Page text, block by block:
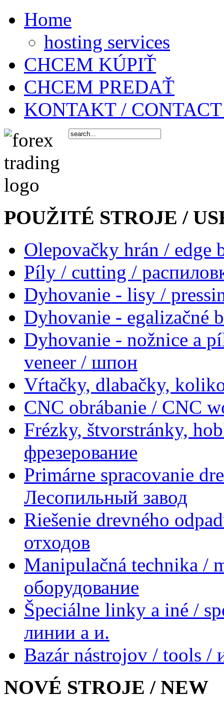
Home
hosting services
CHCEM KÚPIŤ
CHCEM PREDAŤ
KONTAKT /
POUŽITÉ STROJE /
Olepovačky hrán / edge
Píly / cutting /
Dyhovanie - lisy /
Dyhovanie - egalizačné
Dyhovanie - nožnice a
veneer / шпон
Vŕtačky, dlabačky,
CNC obrábanie / CNC
Frézky, štvorstránky,
фрезерование
Primárne spracovanie
Лесопильный завод
Riešenie drevného
отходов
Manipulačná technika /
оборудование
Špeciálne linky a iné /
линии a и.
Bazár nástrojov / tools /
NOVÉ STROJE / NEW